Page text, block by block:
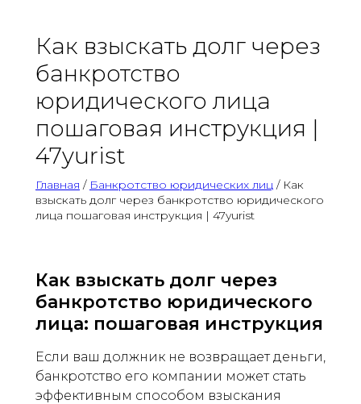
Как взыскать долг через
банкротство
юридического лица
пошаговая инструкция |
47yurist
Главная / Банкротство юридических лиц / Как
взыскать долг через банкротство юридического
лица пошаговая инструкция | 47yurist
Как взыскать долг через
банкротство юридического
лица: пошаговая инструкция
Если ваш должник не возвращает деньги,
банкротство его компании может стать
эффективным способом взыскания